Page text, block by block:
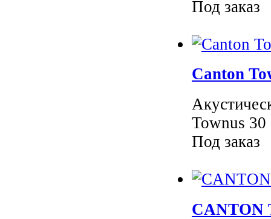
Под заказ
Canton
Townus
Под заказ
CANTON